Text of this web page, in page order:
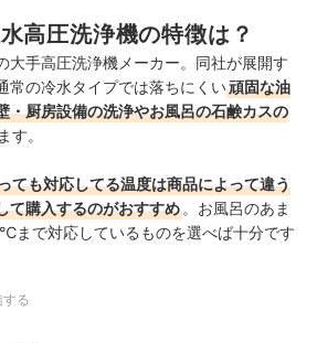
したい人は、巻き取りリールや本体内収納方
機全5商品おすすめ人気ランキング
機の売れ筋ランキングもチェック！
高圧洗浄機の特徴は？
大手高圧洗浄機メーカー。同社が展開す
常の冷水タイプでは落ちにくい頑固な油
・厨房設備の洗浄やお風呂の石鹸カスの
す。
ても対応してる温度は商品によって違う
て購入するのがおすすめ 。お風呂のあま
まで対応しているものを選べば十分です
る